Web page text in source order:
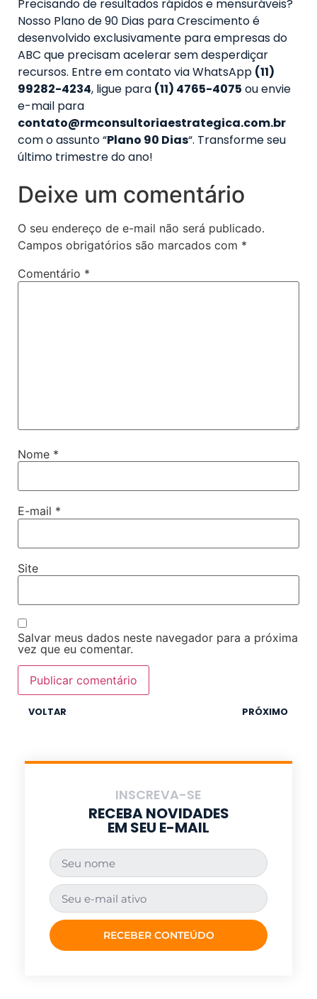
Precisando de resultados rápidos e mensuráveis?
Nosso Plano de 90 Dias para Crescimento é
desenvolvido exclusivamente para empresas do
ABC que precisam acelerar sem desperdiçar
recursos. Entre em contato via WhatsApp (11)
99282-4234, ligue para (11) 4765-4075 ou envie
e-mail para
contato@rmconsultoriaestrategica.com.br
com o assunto “Plano 90 Dias“. Transforme seu
último trimestre do ano!
Deixe um comentário
O seu endereço de e-mail não será publicado.
Campos obrigatórios são marcados com *
Comentário *
Nome *
E-mail *
Site
Salvar meus dados neste navegador para a próxima
vez que eu comentar.
VOLTAR PRÓXIMO
INSCREVA-SE
RECEBA NOVIDADES
EM SEU E-MAIL
RECEBER CONTEÚDO